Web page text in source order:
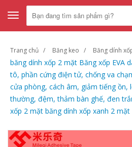
Toggle
navigation
Trang chủ Băng keo Băng dính
băng dính xốp 2 mặt Băng xốp EVA
tô, phần cứng điện tử, chống va
cửa phòng, cách âm, giảm tiếng ồn,
thường, đệm, thảm bàn ghế, đen
xốp 2 mặt băng dính xốp xanh 2 mặt